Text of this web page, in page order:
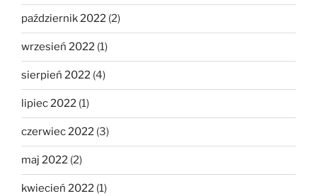
październik 2022 (2)
wrzesień 2022 (1)
sierpień 2022 (4)
lipiec 2022 (1)
czerwiec 2022 (3)
maj 2022 (2)
kwiecień 2022 (1)